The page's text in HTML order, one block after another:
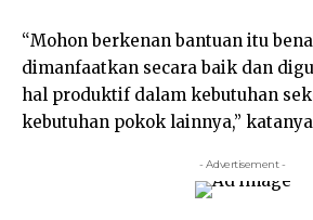
“Mohon berkenan bantuan itu
dimanfaatkan secara baik dan
hal produktif dalam kebutuhan
kebutuhan pokok lainnya,”
- Advertisement -